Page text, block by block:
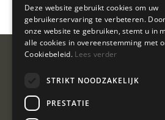
Van
van der
Deze website gebruikt cookies om uw
gebruikerservaring te verbeteren. Door
onze website te gebruiken, stemt u in
alle cookies in overeenstemming met
Cookiebeleid. Lees verder
STRIKT NOODZAKELIJK
PRESTATIE